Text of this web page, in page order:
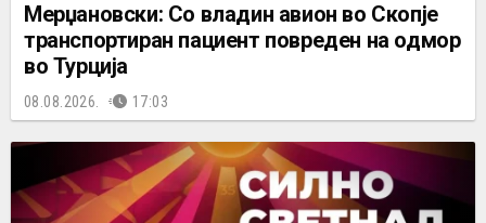
Мерџановски: Со владин авион во Скопје
транспортиран пациент повреден на одмор
во Турција
08.08.2026. 17:03